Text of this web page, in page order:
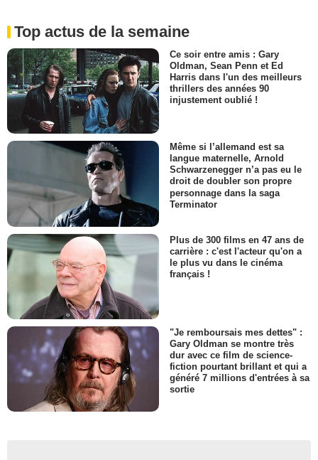
Top actus de la semaine
Ce soir entre amis : Gary
Oldman, Sean Penn et Ed
Harris dans l'un des meilleurs
thrillers des années 90
injustement oublié !
Même si l’allemand est sa
langue maternelle, Arnold
Schwarzenegger n’a pas eu le
droit de doubler son propre
personnage dans la saga
Terminator
Plus de 300 films en 47 ans de
carrière : c'est l'acteur qu'on a
le plus vu dans le cinéma
français !
"Je remboursais mes dettes" :
Gary Oldman se montre très
dur avec ce film de science-
fiction pourtant brillant et qui a
généré 7 millions d'entrées à sa
sortie